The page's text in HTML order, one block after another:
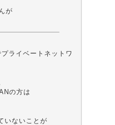
が
ライベートネットワ
の方は
いないことが